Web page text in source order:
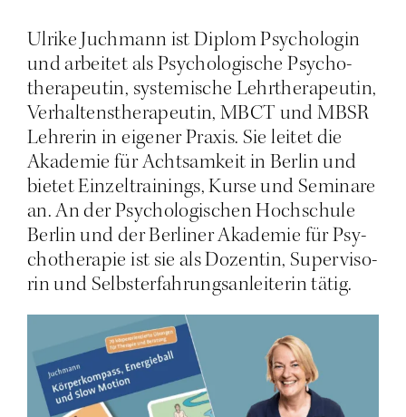
Ulri­ke Juch­mann ist Diplom Psy­cho­lo­gin
und arbei­tet als Psy­cho­lo­gi­sche Psy­cho­
the­ra­peu­tin, sys­te­mi­sche Lehr­the­ra­peu­tin,
Ver­hal­tens­the­ra­peu­tin, MBCT und MBSR
Leh­re­rin in eige­ner Pra­xis. Sie lei­tet die
Aka­de­mie für Acht­sam­keit in Ber­lin und
bie­tet Ein­zel­trai­nings, Kur­se und Semi­na­re
an. An der Psy­cho­lo­gi­schen Hoch­schu­le
Ber­lin und der Ber­li­ner Aka­de­mie für Psy­
cho­the­ra­pie ist sie als Dozen­tin, Super­vi­so­
rin und Selbst­er­fah­rungs­an­lei­te­rin tätig.